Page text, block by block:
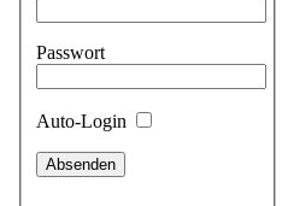
Passwort
Auto-Login